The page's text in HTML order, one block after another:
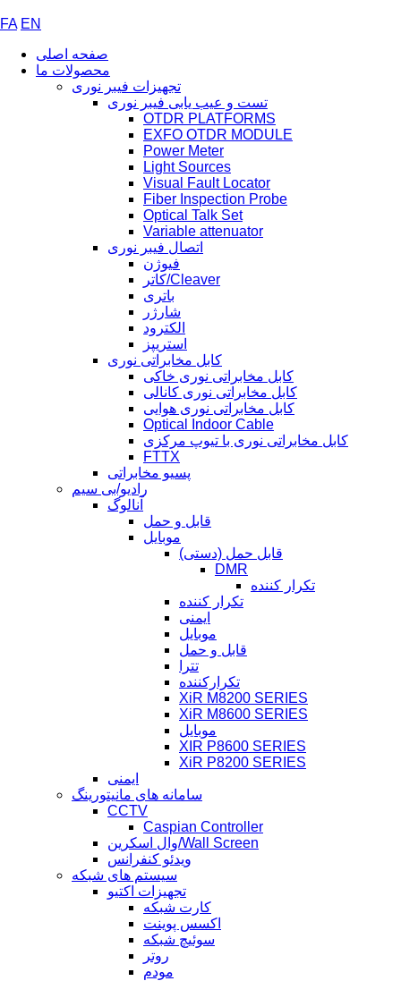
FA EN
صفحه اصلی
محصولات ما
تجهیزات فیبر نوری
تست و عیب یابی فیبر نوری
OTDR PLATFORMS
EXFO OTDR MODULE
Power Meter
Light Sources
Visual Fault Locator
Fiber Inspection Probe
Optical Talk Set
Variable attenuator
اتصال فیبر نوری
فیوژن
کاتر/Cleaver
باتری
شارژر
الکترود
استریپز
کابل مخابراتی نوری
کابل مخابراتی نوری خاکی
کابل مخابراتی نوری کانالی
کابل مخابراتی نوری هوایی
Optical Indoor Cable
کابل مخابراتی نوری با تیوپ مرکزی
FTTX
پسیو مخابراتی
رادیو/بی سیم
آنالوگ
قابل و حمل
موبایل
قابل حمل (دستی)
DMR
تکرار کننده
تکرار کننده
ایمنی
موبایل
قابل و حمل
تترا
تکرارکننده
XiR M8200 SERIES
XiR M8600 SERIES
موبایل
XIR P8600 SERIES
XiR P8200 SERIES
ایمنی
سامانه های مانیتورینگ
CCTV
Caspian Controller
وال اسکرین/Wall Screen
ویدئو کنفرانس
سیستم های شبکه
تجهیزات اکتیو
کارت شبکه
اکسس پوینت
سوئیچ شبکه
روتر
مودم